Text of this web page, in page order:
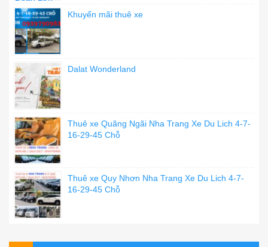
Khuyến mãi thuê xe
Dalat Wonderland
Thuê xe Quãng Ngãi Nha Trang Xe Du Lich 4-7-
16-29-45 Chỗ
Thuê xe Quy Nhơn Nha Trang Xe Du Lich 4-7-
16-29-45 Chỗ